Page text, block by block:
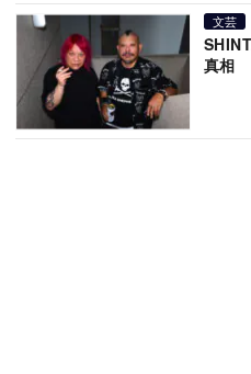
文芸
真相